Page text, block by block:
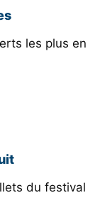
les plus en
du festival